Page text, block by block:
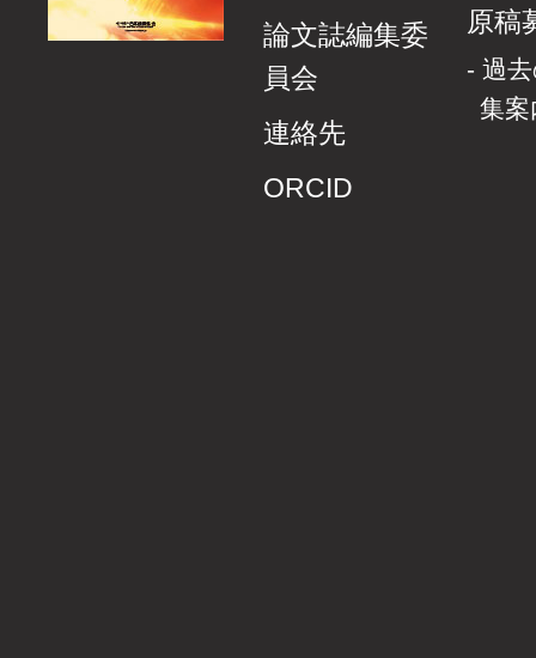
論文誌編集委
員会
連絡先
ORCID
原稿
過
集案